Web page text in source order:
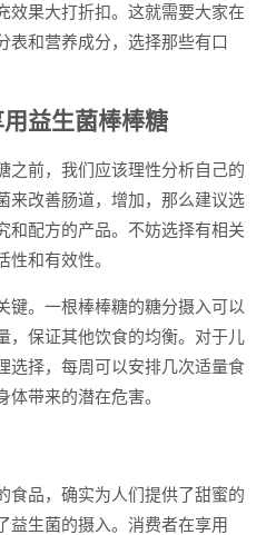
效果大打折扣。这就需要大家在
表和营养成分，选择那些有口
益生菌棒棒糖
之前，我们应该理性分析自己的
来改善肠道，增加，那么建议选
和配方的产品。不妨选择有相关
和有效性。
键。一根棒棒糖的糖分摄入可以
，保证其他饮食的均衡。对于儿
选择，每周可以安排几次适量食
带来的潜在危害。
食品，确实为人们提供了甜蜜的
益生菌的摄入。消费者在享用